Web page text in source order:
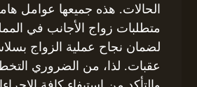
الحالات. هذه جميعها عوامل
متطلبات زواج الأجانب في
لضمان نجاح عملية الزواج
عقبات. لذا، من الضروري